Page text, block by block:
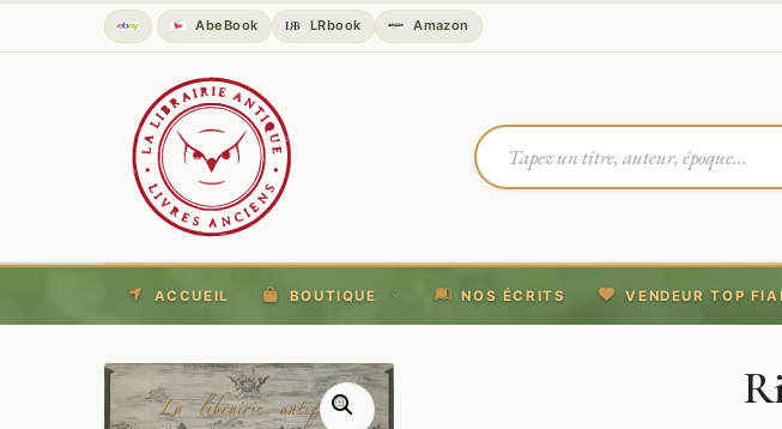
AbeBook LRbook Amazon
ACCUEIL BOUTIQUE NOS ÉCRITS VENDEUR TOP